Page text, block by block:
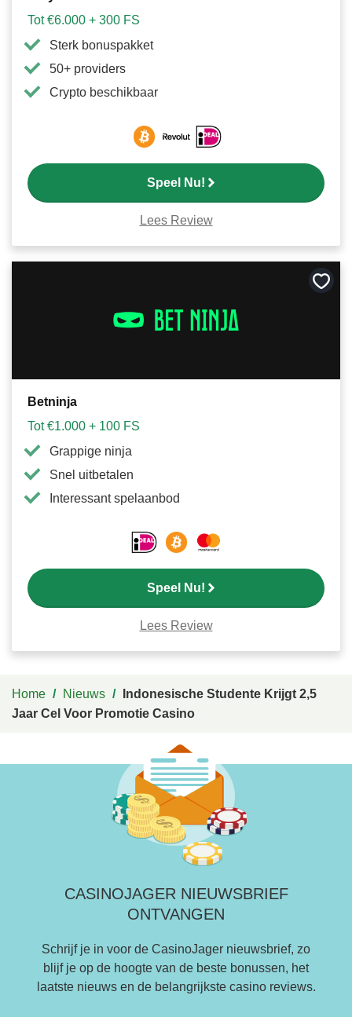
Tot €6.000 + 300 FS
Sterk bonuspakket
50+ providers
Crypto beschikbaar
Speel Nu!
Lees Review
Betninja
Tot €1.000 + 100 FS
Grappige ninja
Snel uitbetalen
Interessant spelaanbod
Speel Nu!
Lees Review
Home / Nieuws /
Indonesische Studente Krijgt 2,5
Jaar Cel Voor Promotie Casino
CASINOJAGER NIEUWSBRIEF
ONTVANGEN
Schrijf je in voor de CasinoJager nieuwsbrief, zo
blijf je op de hoogte van de beste bonussen, het
laatste nieuws en de belangrijkste casino reviews.